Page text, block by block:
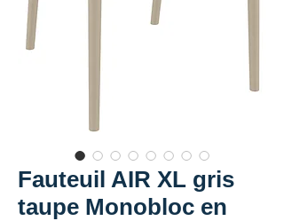
Fauteuil AIR XL gris
taupe Monobloc en